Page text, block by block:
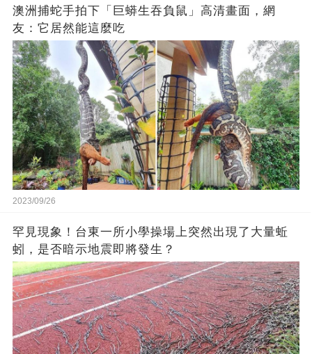
澳洲捕蛇手拍下「巨蟒生吞負鼠」高清畫面，網
友：它居然能這麼吃
2023/09/26
罕見現象！台東一所小學操場上突然出現了大量蚯
蚓，是否暗示地震即將發生？